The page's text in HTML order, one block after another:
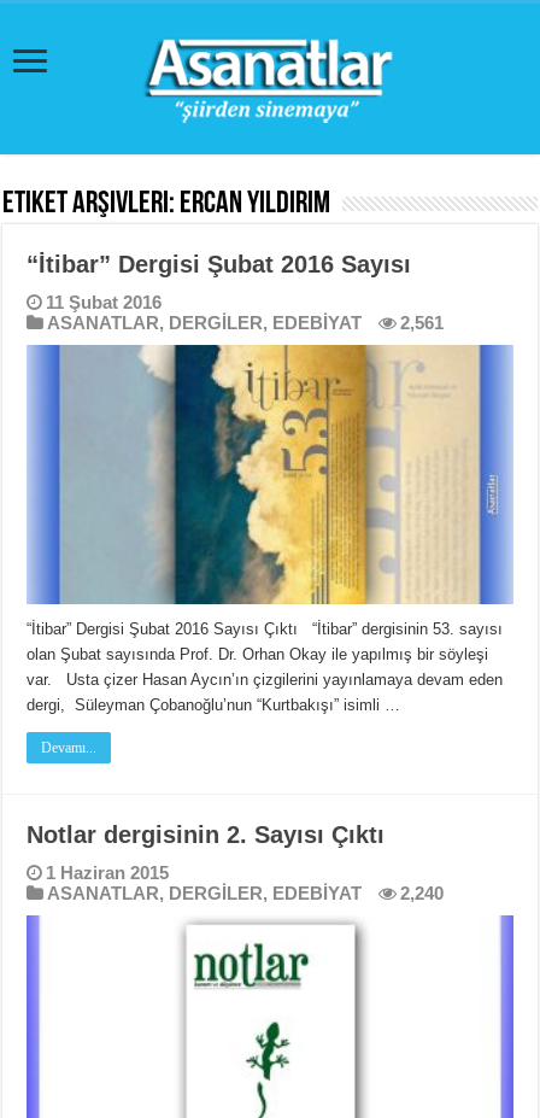
Etiket Arşivleri: Ercan Yıldırım
“İtibar” Dergisi Şubat 2016 Sayısı
11 Şubat 2016
ASANATLAR, DERGİLER, EDEBİYAT 2,561
“İtibar” Dergisi Şubat 2016 Sayısı Çıktı “İtibar” dergisinin 53. sayısı
olan Şubat sayısında Prof. Dr. Orhan Okay ile yapılmış bir söyleşi
var. Usta çizer Hasan Aycın’ın çizgilerini yayınlamaya devam eden
dergi, Süleyman Çobanoğlu’nun “Kurtbakışı” isimli …
Devamı...
Notlar dergisinin 2. Sayısı Çıktı
1 Haziran 2015
ASANATLAR, DERGİLER, EDEBİYAT 2,240